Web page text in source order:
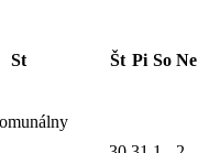
St Št Pi So Ne